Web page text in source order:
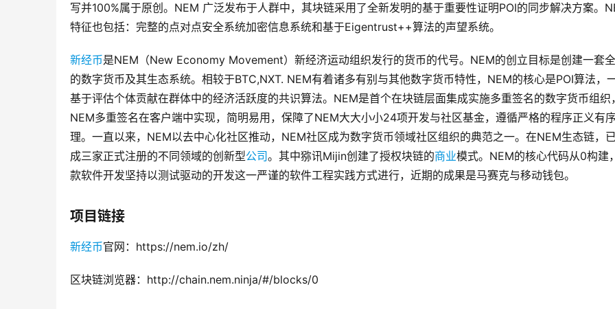
写并100%属于原创。NEM 广泛发布于人群中，其块链采用了全新发明的基于重要性证明POI的同步解决方案。
特征也包括：完整的点对点安全系统加密信息系统和基于Eigentrust++算法的声望系统。
新经币是NEM（New Economy Movement）新经济运动组织发行的货币的代号。NEM的创立目标是创建一套
的数字货币及其生态系统。相较于BTC,NXT. NEM有着诸多有别与其他数字货币特性，NEM的核心是POI算法，
基于评估个体贡献在群体中的经济活跃度的共识算法。NEM是首个在块链层面集成实施多重签名的数字货币组织
NEM多重签名在客户端中实现，简明易用，保障了NEM大大小小24项开发与社区基金，遵循严格的程序正义有
理。一直以来，NEM以去中心化社区推动，NEM社区成为数字货币领域社区组织的典范之一。在NEM生态链，
成三家正式注册的不同领域的创新型公司。其中猕讯Mijin创建了授权块链的商业模式。NEM的核心代码从0构建
款软件开发坚持以测试驱动的开发这一严谨的软件工程实践方式进行，近期的成果是马赛克与移动钱包。
项目链接
新经币官网：https://nem.io/zh/
区块链浏览器：http://chain.nem.ninja/#/blocks/0